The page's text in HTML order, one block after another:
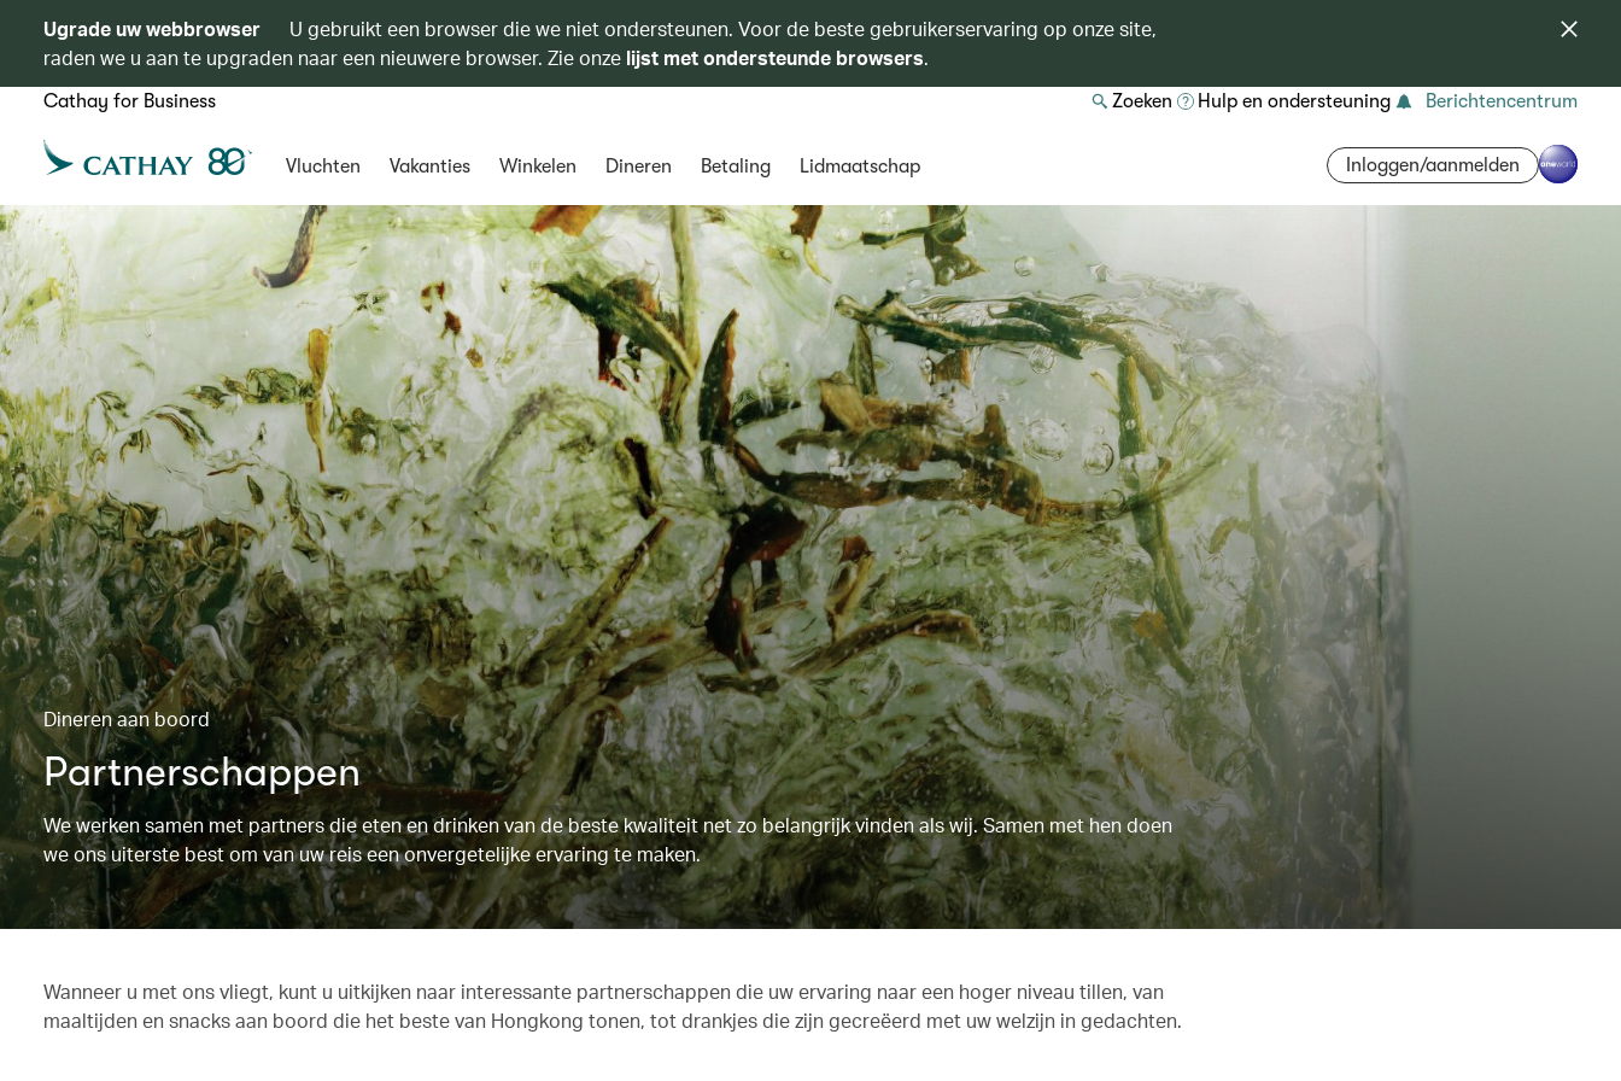
Ugrade uw webbrowser
U gebruikt een browser die we niet ondersteunen. Voor de beste gebruikerservaring op onze site,
raden we u aan te upgraden naar een nieuwere browser. Zie onze lijst met ondersteunde browsers.
Cathay for Business Zoeken Hulp en ondersteuning Berichtencentrum
Vluchten Vakanties Winkelen Dineren Betaling Lidmaatschap Inloggen/aanmelden
Dineren aan boord
Partnerschappen
We werken samen met partners die eten en drinken van de beste kwaliteit net zo belangrijk vinden als wij. Samen met hen doen
we ons uiterste best om van uw reis een onvergetelijke ervaring te maken.
Wanneer u met ons vliegt, kunt u uitkijken naar interessante partnerschappen die uw ervaring naar een hoger niveau tillen, van
maaltijden en snacks aan boord die het beste van Hongkong tonen, tot drankjes die zijn gecreëerd met uw welzijn in gedachten.